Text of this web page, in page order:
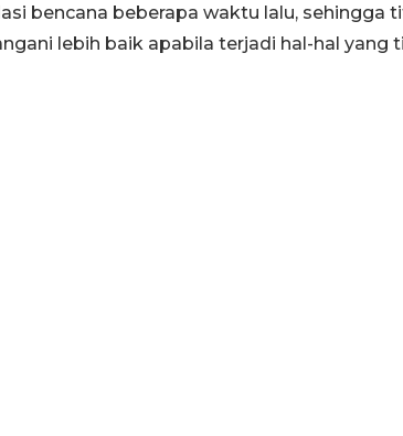
bencana beberapa waktu lalu, sehingga
lebih baik apabila terjadi hal-hal yang